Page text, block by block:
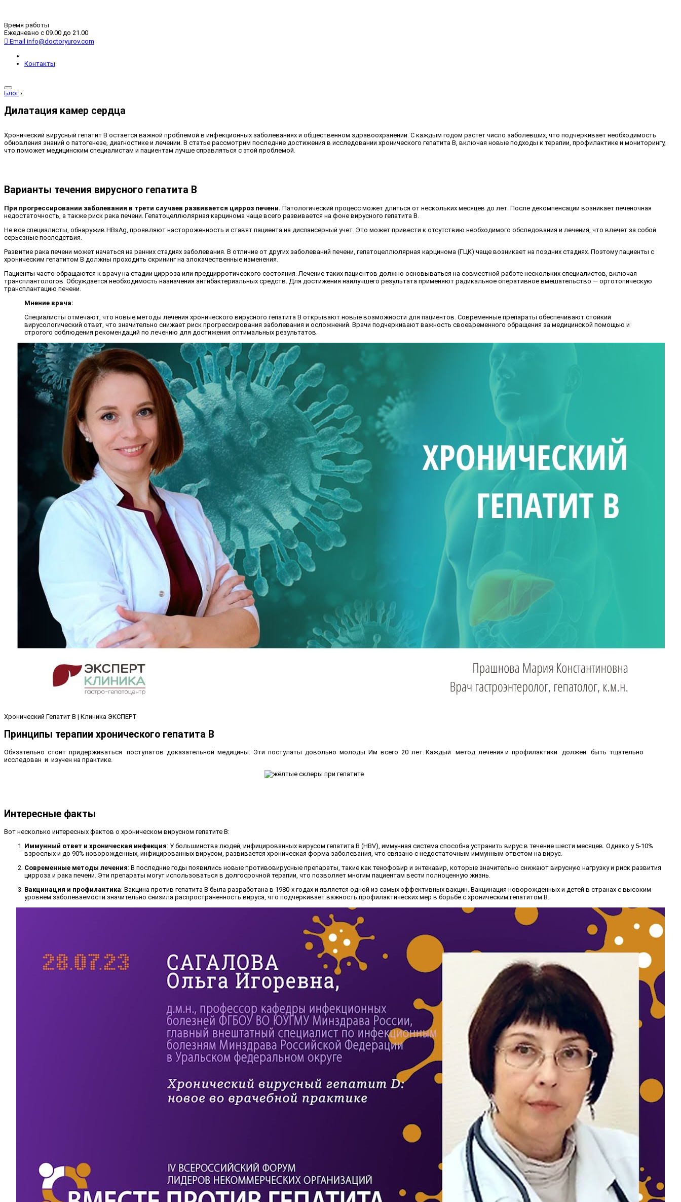
Время работы
Ежедневно с 09.00 до 21.00
Email info@doctoryurov.com
Контакты
Блог ›
Дилатация камер сердца
Хронический вирусный гепатит В остается важной проблемой в инфекционных заболеваниях и общественном здравоохранении. С каждым годом растет число заболевших, что подчеркивает необходимость
обновления знаний о патогенезе, диагностике и лечении. В статье рассмотрим последние достижения в исследовании хронического гепатита В, включая новые подходы к терапии, профилактике и мониторингу,
что поможет медицинским специалистам и пациентам лучше справляться с этой проблемой.
Варианты течения вирусного гепатита В
При прогрессировании заболевания в трети случаев развивается цирроз печени. Патологический процесс может длиться от нескольких месяцев до лет. После декомпенсации возникает печеночная
недостаточность, а также риск рака печени. Гепатоцеллюлярная карцинома чаще всего развивается на фоне вирусного гепатита В.
Не все специалисты, обнаружив HBsAg, проявляют настороженность и ставят пациента на диспансерный учет. Это может привести к отсутствию необходимого обследования и лечения, что влечет за собой
серьезные последствия.
Развитие рака печени может начаться на ранних стадиях заболевания. В отличие от других заболеваний печени, гепатоцеллюлярная карцинома (ГЦК) чаще возникает на поздних стадиях. Поэтому пациенты с
хроническим гепатитом В должны проходить скрининг на злокачественные изменения.
Пациенты часто обращаются к врачу на стадии цирроза или предцирротического состояния. Лечение таких пациентов должно основываться на совместной работе нескольких специалистов, включая
трансплантологов. Обсуждается необходимость назначения антибактериальных средств. Для достижения наилучшего результата применяют радикальное оперативное вмешательство — ортотопическую
трансплантацию печени.
Мнение врача:
Специалисты отмечают, что новые методы лечения хронического вирусного гепатита В открывают новые возможности для пациентов. Современные препараты обеспечивают стойкий
вирусологический ответ, что значительно снижает риск прогрессирования заболевания и осложнений. Врачи подчеркивают важность своевременного обращения за медицинской помощью и
строгого соблюдения рекомендаций по лечению для достижения оптимальных результатов.
Хронический Гепатит В | Клиника ЭКСПЕРТ
Принципы терапии хронического гепатита В
Обязательно стоит придерживаться постулатов доказательной медицины. Эти постулаты довольно молоды. Им всего 20 лет. Каждый метод лечения и профилактики должен быть тщательно
исследован и изучен на практике.
Интересные факты
Вот несколько интересных фактов о хроническом вирусном гепатите B:
Иммунный ответ и хроническая инфекция: У большинства людей, инфицированных вирусом гепатита B (HBV), иммунная система способна устранить вирус в течение шести месяцев. Однако у 5-10%
взрослых и до 90% новорожденных, инфицированных вирусом, развивается хроническая форма заболевания, что связано с недостаточным иммунным ответом на вирус.
Современные методы лечения: В последние годы появились новые противовирусные препараты, такие как тенофовир и энтекавир, которые значительно снижают вирусную нагрузку и риск развития
цирроза и рака печени. Эти препараты могут использоваться в долгосрочной терапии, что позволяет многим пациентам вести полноценную жизнь.
Вакцинация и профилактика: Вакцина против гепатита B была разработана в 1980-х годах и является одной из самых эффективных вакцин. Вакцинация новорожденных и детей в странах с высоким
уровнем заболеваемости значительно снизила распространенность вируса, что подчеркивает важность профилактических мер в борьбе с хроническим гепатитом B.